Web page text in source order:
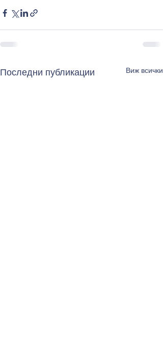
Последни публикации Виж всички